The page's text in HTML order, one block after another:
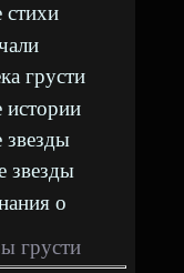
стихи
грусти
истории
звезды
звезды
о
грусти